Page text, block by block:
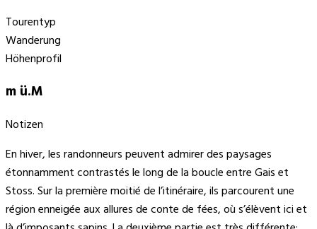
Tourentyp
Wanderung
Höhenprofil
m ü.M
Notizen
En hiver, les randonneurs peuvent admirer des paysages
étonnamment contrastés le long de la boucle entre Gais et
Stoss. Sur la première moitié de l’itinéraire, ils parcourent une
région enneigée aux allures de conte de fées, où s’élèvent ici et